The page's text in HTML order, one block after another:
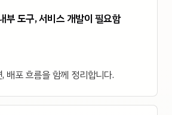
부 도구, 서비스 개발이 필요함
배포 흐름을 함께 정리합니다.